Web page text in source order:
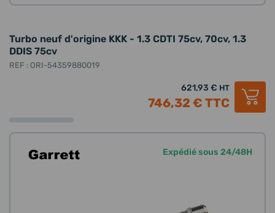
Turbo neuf d'origine KKK - 1.3 CDTI 75cv, 70cv, 1.3
DDIS 75cv
REF : ORI-54359880019
621,93 € HT
746,32 € TTC
Expédié sous 24/48H